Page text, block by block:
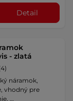
Detail
- zlatá
náramok,
vhodný pre
…